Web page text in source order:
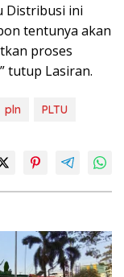
Distribusi ini
tentunya akan
proses
tutup Lasiran.
pln PLTU